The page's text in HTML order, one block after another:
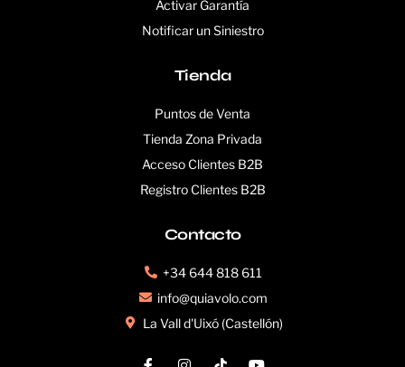
Activar Garantía
Notificar un Siniestro
Tienda
Puntos de Venta
Tienda Zona Privada
Acceso Clientes B2B
Registro Clientes B2B
Contacto
+34 644 818 611
info@quiavolo.com
La Vall d'Uixó (Castellón)